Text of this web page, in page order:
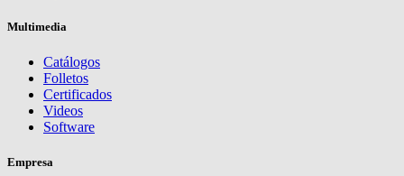
Multimedia
Catálogos
Folletos
Certificados
Videos
Software
Empresa